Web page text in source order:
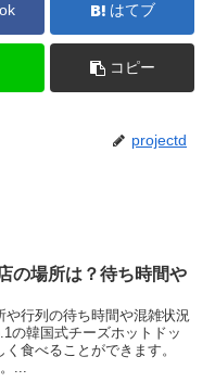
はてブ
コピー
projectd
の場所は？待ち時間や
や行列の待ち時間や混雑状況
の韓国式チーズホットドッ
食べることができます。
...